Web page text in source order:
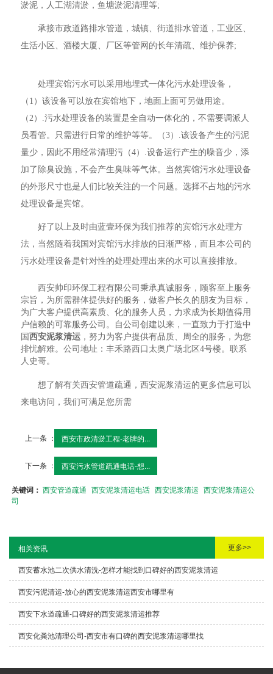
淤泥，人工湖清淤，鱼塘淤泥清理等;
承接市政道路排水管道，城镇、街道排水管道，工业区、
生活小区、酒楼大厦、厂区等管网的长年清疏、维护保养;
处理宾馆污水可以采用地埋式一体化污水处理设备，
（1）该设备可以放在宾馆地下，地面上面可另做用途。
（2）.污水处理设备的装置是全自动一体化的，不需要调派人
员看管。只需进行日常的维护等等。（3）.该设备产生的污泥
量少，因此不用经常清理污（4）.设备运行产生的噪音少，添
加了除臭设施，不会产生臭味等气体。当然宾馆污水处理设备
的外形尺寸也是人们比较关注的一个问题。选择不占地的污水
处理设备是宾馆。
好了以上及时由蓝壹环保为我们推荐的宾馆污水处理方
法，当然随着我国对宾馆污水排放的日渐严格，而且本公司的
污水处理设备是针对性的处理处理出来的水可以直接排放。
西安帅印环保工程有限公司秉承真诚服务，顾客至上服务
宗旨，为所需群体提供好的服务，做客户长久的朋友为目标，
为广大客户提供高素质、化的服务人员，力求成为长期值得用
户信赖的可靠服务公司。自公司创建以来，一直致力于打造中
国 西安泥浆清运 ，努力为客户提供有品质、周全的服务，为您
排忧解难。公司地址：丰禾路西口太奥广场北区4号楼。联系
人史哥。
想了解有关西安管道疏通，西安泥浆清运的更多信息可以
来电访问，我们可满足您所需
上一条 ： 西安市政清淤工程-老牌的...
下一条 ： 西安污水管道疏通电话-想...
关键词：西安管道疏通 西安泥浆清运电话 西安泥浆清运 西安泥浆清运公
司
相关资讯 更多>>
西安蓄水池二次供水清洗-怎样才能找到口碑好的西安泥浆清运
西安污泥清运-放心的西安泥浆清运西安市哪里有
西安下水道疏通-口碑好的西安泥浆清运推荐
西安化粪池清理公司-西安市有口碑的西安泥浆清运哪里找